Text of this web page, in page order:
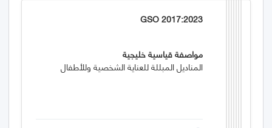
GSO 2017:2023
مواصفة قياسية خليجية
المناديل المبللة للعناية الشخصية وللأطفال